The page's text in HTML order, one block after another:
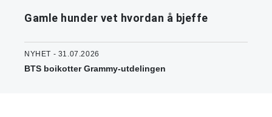
Gamle hunder vet hvordan å bjeffe
NYHET - 31.07.2026
BTS boikotter Grammy-utdelingen